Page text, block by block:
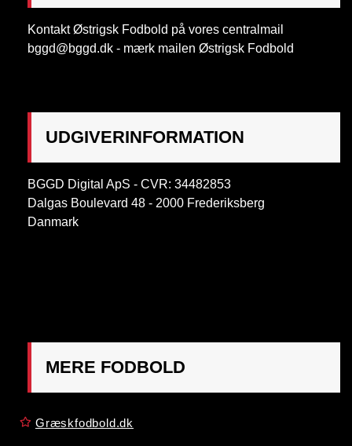
Kontakt Østrigsk Fodbold på vores centralmail
bggd@bggd.dk - mærk mailen Østrigsk Fodbold
UDGIVERINFORMATION
BGGD Digital ApS - CVR: 34482853
Dalgas Boulevard 48 - 2000 Frederiksberg
Danmark
MERE FODBOLD
Græskfodbold.dk